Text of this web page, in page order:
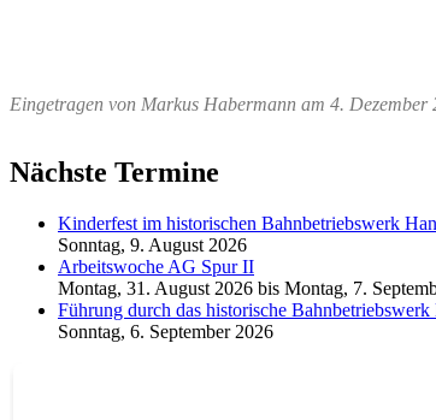
Eingetragen von Markus Habermann am 4. Dezember
Nächste Termine
Kinderfest im historischen Bahnbetriebswerk
Sonntag, 9. August 2026
Arbeitswoche AG Spur II
Montag, 31. August 2026 bis Montag, 7.
Führung durch das historische Bahnbetriebswerk
Sonntag, 6. September 2026